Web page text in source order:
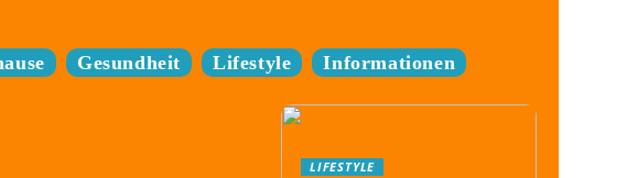
Gesundheit Lifestyle Informationen
LIFESTYLE